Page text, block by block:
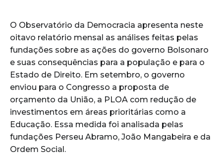
O Observatório da Democracia apresenta neste
oitavo relatório mensal as análises feitas pelas
fundações sobre as ações do governo Bolsonaro
e suas consequências para a população e para o
Estado de Direito. Em setembro, o governo
enviou para o Congresso a proposta de
orçamento da União, a PLOA com redução de
investimentos em áreas prioritárias como a
Educação. Essa medida foi analisada pelas
fundações Perseu Abramo, João Mangabeira e da
Ordem Social.